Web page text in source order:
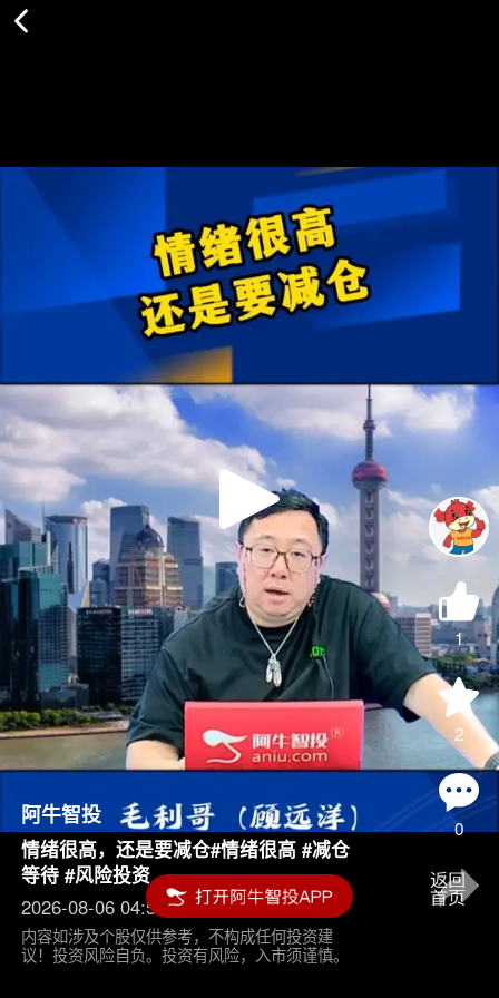
Play
Video
1
2
0
阿牛智投
情绪很高，还是要减仓#情绪很高 #减仓
等待 #风险投资
2026-08-06 04:55
内容如涉及个股仅供参考，不构成任何投资建
议！投资风险自负。投资有风险，入市须谨慎。